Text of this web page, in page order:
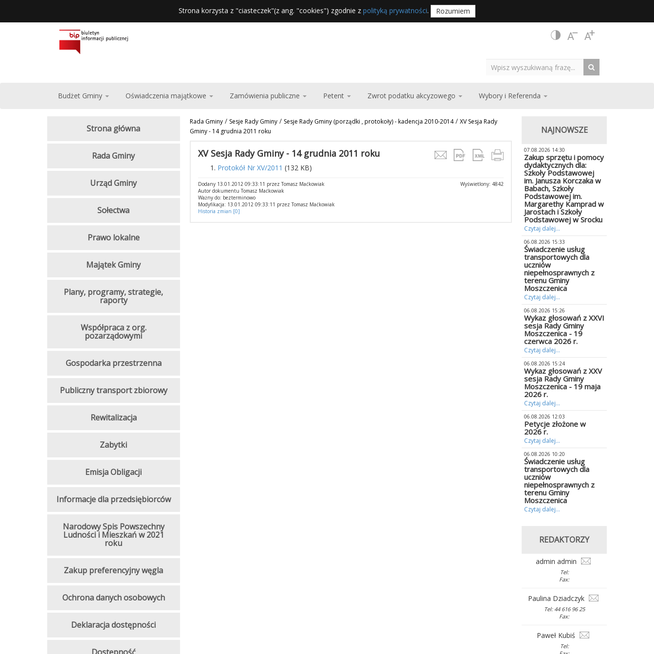
Strona korzysta z "ciasteczek"(z ang. "cookies") zgodnie z polityką prywatności. Rozumiem
Budżet Gminy Oświadczenia majątkowe Zamówienia publiczne Petent Zwrot podatku akcyzowego Wybory i Referenda
Rada Gminy/ Sesje Rady Gminy/ Sesje Rady Gminy (porządki , protokoły) - kadencja 2010-2014/ XV Sesja Rady
Gminy - 14 grudnia 2011 roku
XV Sesja Rady Gminy - 14 grudnia 2011 roku
Protokół Nr XV/2011 (132 KB)
Wyświetlony: 4842
Dodany 13.01.2012 09:33:11 przez Tomasz Maćkowiak
Autor dokumentu Tomasz Maćkowiak
Ważny do: bezterminowo
Modyfikacja: 13.01.2012 09:33:11 przez Tomasz Maćkowiak
Historia zmian [0]
Strona główna
Rada Gminy
Urząd Gminy
Sołectwa
Prawo lokalne
Majątek Gminy
Plany, programy, strategie,
raporty
Współpraca z org.
pozarządowymi
Gospodarka przestrzenna
Publiczny transport zbiorowy
Rewitalizacja
Zabytki
Emisja Obligacji
Informacje dla przedsiębiorców
Narodowy Spis Powszechny
Ludności i Mieszkań w 2021
roku
Zakup preferencyjny węgla
Ochrona danych osobowych
Deklaracja dostępności
NAJNOWSZE
07.08.2026 14:30
Zakup sprzętu i pomocy
dydaktycznych dla:
Szkoły Podstawowej
im. Janusza Korczaka w
Babach, Szkoły
Podstawowej im.
Margarethy Kamprad w
Jarostach i Szkoły
Podstawowej w Srocku
Czytaj dalej...
06.08.2026 15:33
Świadczenie usług
transportowych dla
uczniów
niepełnosprawnych z
terenu Gminy
Moszczenica
Czytaj dalej...
06.08.2026 15:26
Wykaz głosowań z XXVI
sesja Rady Gminy
Moszczenica - 19
czerwca 2026 r.
Czytaj dalej...
06.08.2026 15:24
Wykaz głosowań z XXV
sesja Rady Gminy
Moszczenica - 19 maja
2026 r.
Czytaj dalej...
06.08.2026 12:03
Petycje złożone w
2026 r.
Czytaj dalej...
06.08.2026 10:20
Świadczenie usług
transportowych dla
uczniów
niepełnosprawnych z
terenu Gminy
Moszczenica
Czytaj dalej...
REDAKTORZY
admin admin
Tel:
Fax:
Paulina Dziadczyk
Tel: 44 616 96 25
Fax:
Paweł Kubiś
Tel: